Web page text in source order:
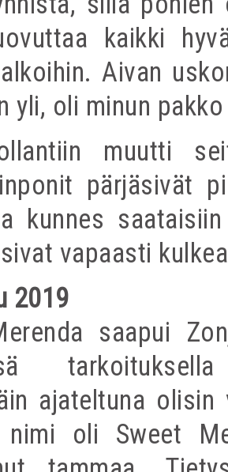
kaikki
Aivan
yli, oli minun
muutti
pärjäsivät
kunnes
vapaasti
2019
saapui
ajateltuna
nimi oli Sweet